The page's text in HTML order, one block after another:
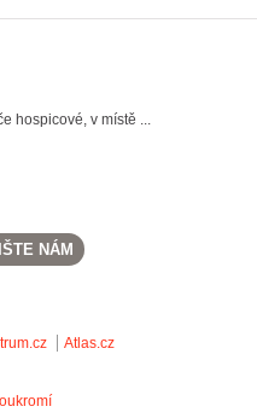
hospicové, v místě ...
NÁM
Atlas.cz